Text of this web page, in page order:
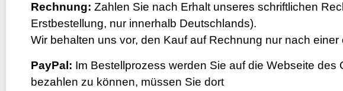
Rechnung: Zahlen Sie nach Erhalt unseres schriftlichen
Erstbestellung, nur innerhalb Deutschlands).
Wir behalten uns vor, den Kauf auf Rechnung nur nach
PayPal: Im Bestellprozess werden Sie auf die Webseite
bezahlen zu können, müssen Sie dort